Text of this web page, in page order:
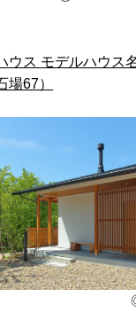
ウス モデルハウス
場67）